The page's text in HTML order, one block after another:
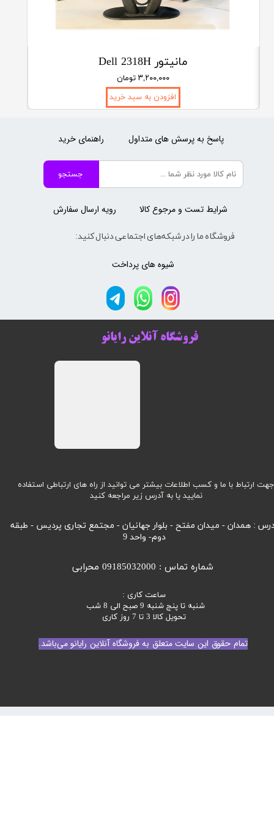
مانیتور Dell 2318H
۳,۲۰۰,۰۰۰ تومان
افزودن به سبد خرید
تمام حقوق این سایت متعلق به فروشگاه آنلاین رایانو می‌باشد.
جهت ارتباط با ما و کسب اطلاعات بیشتر می توانید از راه های ارتباطی استفاده
نمایید یا به آدرس زیر مراجعه کنید
: همدان - میدان مفتح - بلوار جهانیان - مجتمع تجاری پردیس - طبقه
دوم- واحد 9
ساعت کاری :
شنبه تا پنج شنبه 9 صبح الی 8 شب
تحویل کالا 3 تا 7 روز کاری
شماره تماس : 09185032000 محرابی
فروشگاه آنلاین رایانو
جستجو
فروشگاه ما را در شبکه‌های اجتماعی دنبال کنید:
رویه ارسال سفارش
راهنمای خرید
شیوه های پرداخت
پاسخ به پرسش های متداول
شرایط تست و مرجوع کالا